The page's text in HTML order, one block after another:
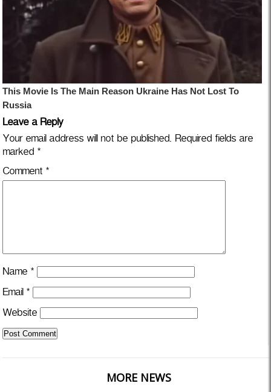
Leave a Reply
Your email address will not be published. Required fields are
marked *
Comment *
Name *
Email *
Website
MORE NEWS